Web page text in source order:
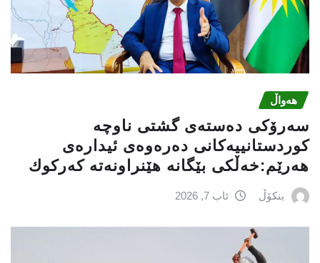
هەواڵ
سه‌رۆكی دەستەی گشتی ناوچە
كوردستانییەكانی دەرەوەی ئیدارەی
هەرێم:خه‌ڵكی بێگانه‌ هێنراونه‌ته‌ كه‌ركوك
بنکۆڵ ئاب 7, 2026